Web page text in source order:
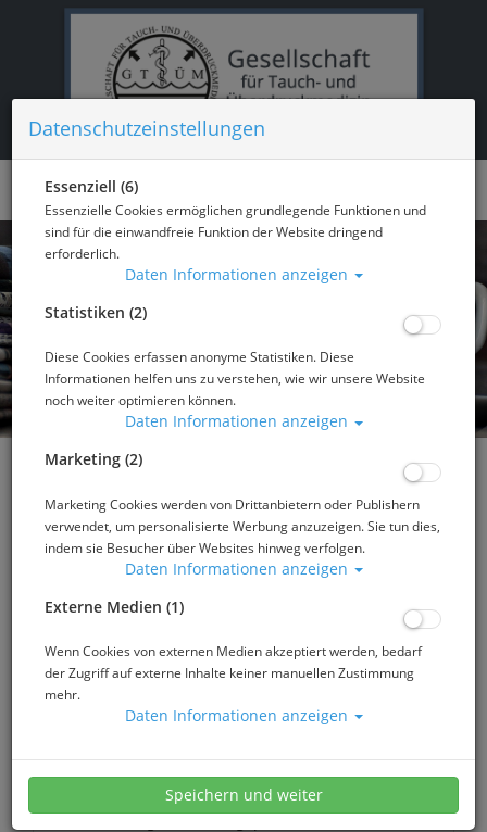
Montag, 29. Juni 2020
Terminverschiebung:
15. Wissenschaftliche
31.10./01.11.20 auf
den 30./31.10.2021
Die 15. Wissenschaftliche Tagung der
Gesellschaft für Tauch- und
Überdruckmedizin kann Corona-
Datenschutzeinstellungen
Essenziell (6)
Essenzielle Cookies ermöglichen grundlegende Funktionen und
sind für die einwandfreie Funktion der Website dringend
erforderlich.
Daten Informationen anzeigen
Statistiken (2)
Diese Cookies erfassen anonyme Statistiken. Diese
Informationen helfen uns zu verstehen, wie wir unsere Website
noch weiter optimieren können.
Daten Informationen anzeigen
Marketing (2)
Marketing Cookies werden von Drittanbietern oder Publishern
verwendet, um personalisierte Werbung anzuzeigen. Sie tun dies,
indem sie Besucher über Websites hinweg verfolgen.
Daten Informationen anzeigen
Externe Medien (1)
Wenn Cookies von externen Medien akzeptiert werden, bedarf
der Zugriff auf externe Inhalte keiner manuellen Zustimmung
mehr.
Daten Informationen anzeigen
Speichern und weiter